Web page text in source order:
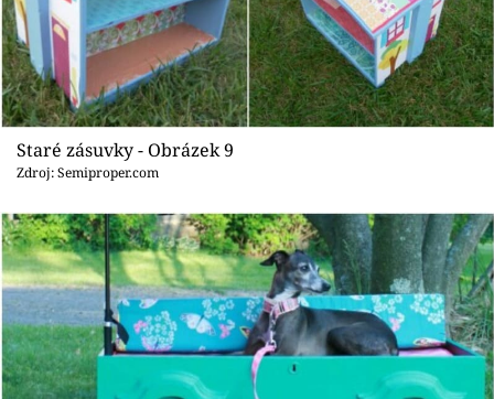
Staré zásuvky - Obrázek 9
Zdroj: Semiproper.com